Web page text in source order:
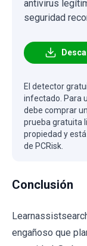
antivirus
seguridad
El detector
infectado. Para
debe comprar
prueba gratuita
propiedad y
de PCRisk.
Conclusión
engañoso que